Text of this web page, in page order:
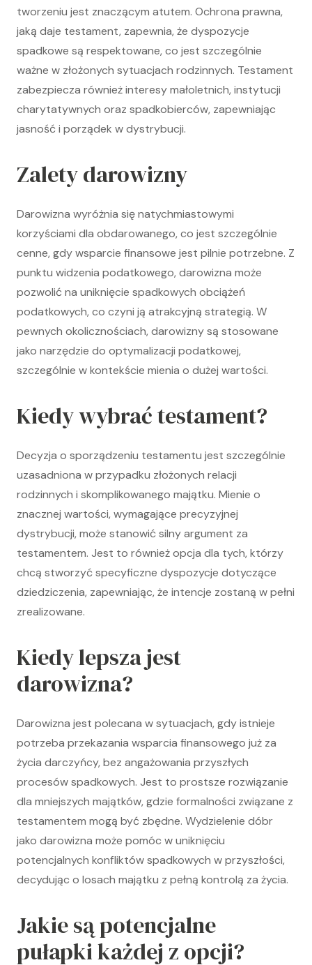
tworzeniu jest znaczącym atutem. Ochrona prawna,
jaką daje testament, zapewnia, że dyspozycje
spadkowe są respektowane, co jest szczególnie
ważne w złożonych sytuacjach rodzinnych. Testament
zabezpiecza również interesy małoletnich, instytucji
charytatywnych oraz spadkobierców, zapewniając
jasność i porządek w dystrybucji.
Zalety darowizny
Darowizna wyróżnia się natychmiastowymi
korzyściami dla obdarowanego, co jest szczególnie
cenne, gdy wsparcie finansowe jest pilnie potrzebne. Z
punktu widzenia podatkowego, darowizna może
pozwolić na uniknięcie spadkowych obciążeń
podatkowych, co czyni ją atrakcyjną strategią. W
pewnych okolicznościach, darowizny są stosowane
jako narzędzie do optymalizacji podatkowej,
szczególnie w kontekście mienia o dużej wartości.
Kiedy wybrać testament?
Decyzja o sporządzeniu testamentu jest szczególnie
uzasadniona w przypadku złożonych relacji
rodzinnych i skomplikowanego majątku. Mienie o
znacznej wartości, wymagające precyzyjnej
dystrybucji, może stanowić silny argument za
testamentem. Jest to również opcja dla tych, którzy
chcą stworzyć specyficzne dyspozycje dotyczące
dziedziczenia, zapewniając, że intencje zostaną w pełni
zrealizowane.
Kiedy lepsza jest
darowizna?
Darowizna jest polecana w sytuacjach, gdy istnieje
potrzeba przekazania wsparcia finansowego już za
życia darczyńcy, bez angażowania przyszłych
procesów spadkowych. Jest to prostsze rozwiązanie
dla mniejszych majątków, gdzie formalności związane z
testamentem mogą być zbędne. Wydzielenie dóbr
jako darowizna może pomóc w uniknięciu
potencjalnych konfliktów spadkowych w przyszłości,
decydując o losach majątku z pełną kontrolą za życia.
Jakie są potencjalne
pułapki każdej z opcji?